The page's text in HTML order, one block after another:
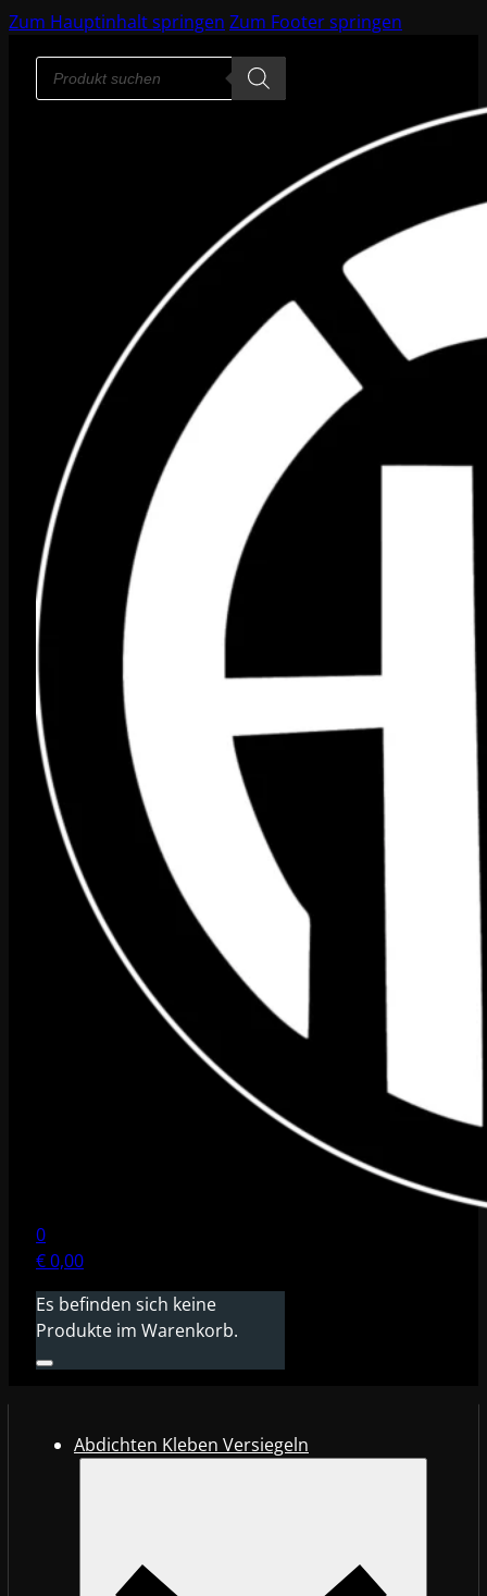
Zum Hauptinhalt springen Zum Footer springen
Products
search
0
€0,00
Es befinden sich keine
Produkte im Warenkorb.
Abdichten Kleben Versiegeln